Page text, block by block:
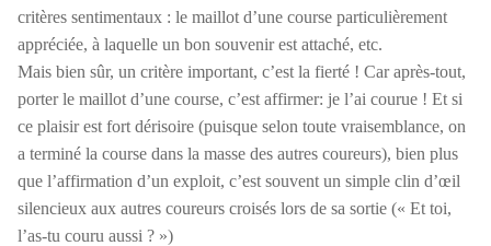
critères sentimentaux : le maillot d’une course particulièrement
appréciée, à laquelle un bon souvenir est attaché, etc.
Mais bien sûr, un critère important, c’est la fierté ! Car après-tout,
porter le maillot d’une course, c’est affirmer: je l’ai courue ! Et si
ce plaisir est fort dérisoire (puisque selon toute vraisemblance, on
a terminé la course dans la masse des autres coureurs), bien plus
que l’affirmation d’un exploit, c’est souvent un simple clin d’œil
silencieux aux autres coureurs croisés lors de sa sortie (« Et toi,
l’as-tu couru aussi ? »)